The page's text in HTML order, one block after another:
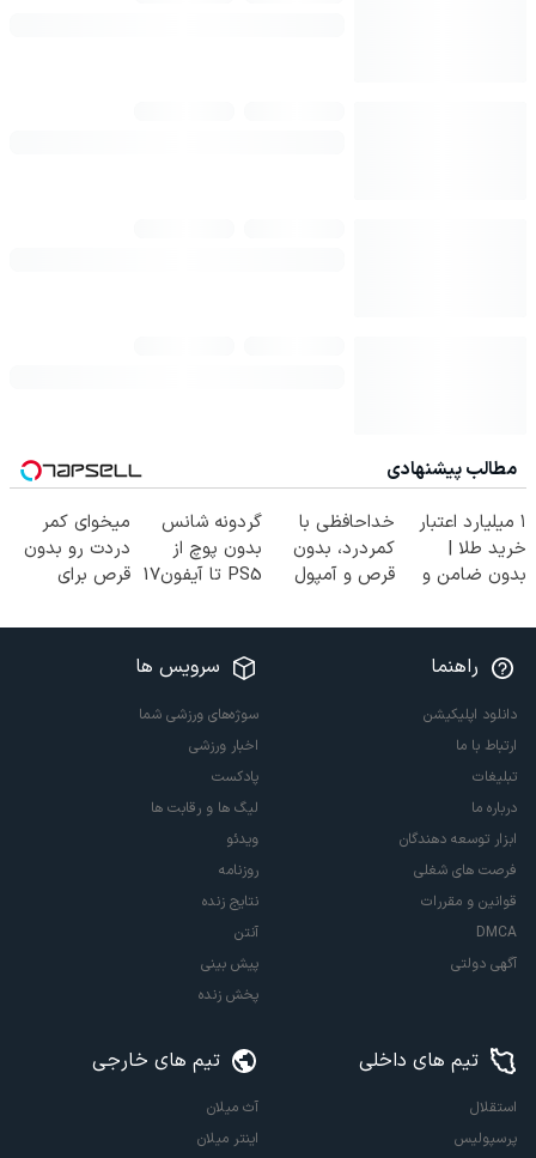
مطالب پیشنهادی
۱ میلیارد اعتبار
خرید طلا |
بدون ضامن و
خداحافظی با
کمردرد، بدون
قرص و آمپول
گردونه شانس
بدون پوچ از
PS5 تا آیفون17
میخوای کمر
دردت رو بدون
قرص برای
کنی؟
راهنما
دانلود اپلیکیشن
ارتباط با ما
تبلیغات
درباره ما
ابزار توسعه دهندگان
فرصت های شغلی
قوانین و مقررات
DMCA
آگهی دولتی
سرویس ها
سوژه‌های ورزشی شما
اخبار ورزشی
پادکست
لیگ ها و رقابت ها
ویدئو
روزنامه
نتایج زنده
آنتن
پیش بینی
پخش زنده
تیم های داخلی
استقلال
پرسپولیس
تیم های خارجی
آث میلان
اینتر میلان